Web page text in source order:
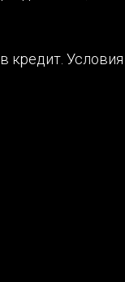
кредит. Условия